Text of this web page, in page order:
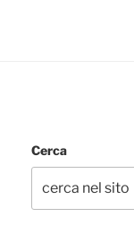
Cerca